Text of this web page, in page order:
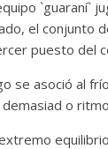
`guaraní`
el conjunto
puesto del
se asoció al
o